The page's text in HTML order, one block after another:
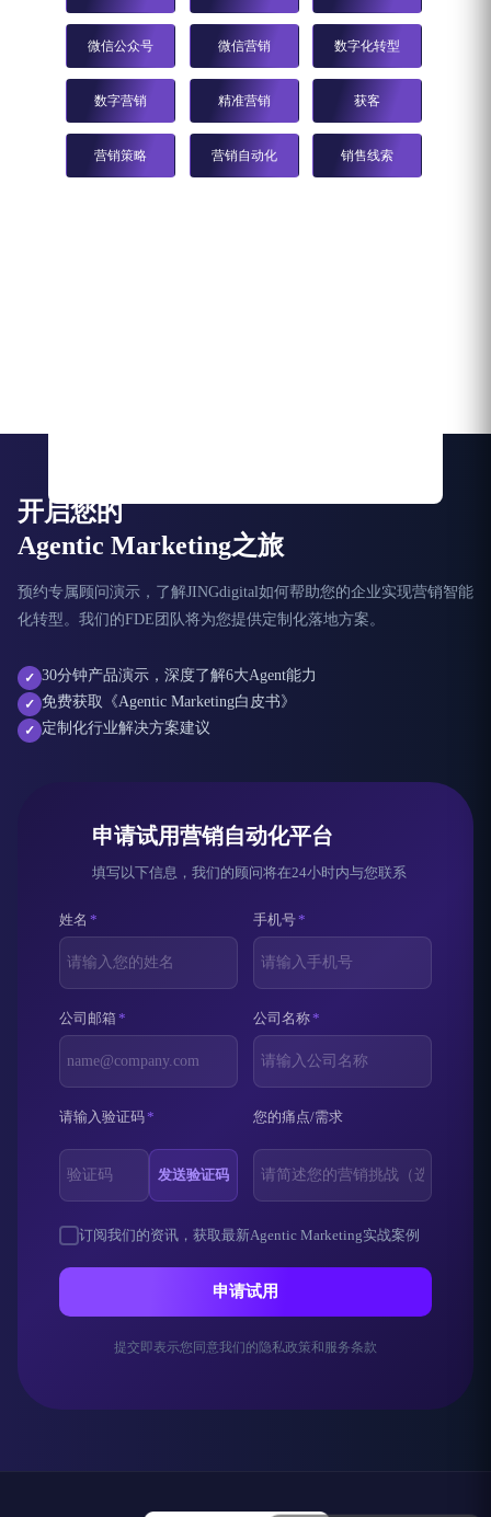
微信公众号 微信营销 数字化转型
数字营销 精准营销 获客
营销策略 营销自动化 销售线索
开启您的
Agentic Marketing之旅
预约专属顾问演示，了解JINGdigital如何帮助您的企业实现营销智能
化转型。我们的FDE团队将为您提供定制化落地方案。
✓ 30分钟产品演示，深度了解6大Agent能力
✓ 免费获取《Agentic Marketing白皮书》
✓ 定制化行业解决方案建议
申请试用营销自动化平台
填写以下信息，我们的顾问将在24小时内与您联系
姓名 * 手机号*
公司邮箱* 公司名称*
请输入验证码*
发送验证码
您的痛点/需求
订阅我们的资讯，获取最新Agentic Marketing实战案例
申请试用
提交即表示您同意我们的隐私政策和服务条款